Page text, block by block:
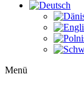
Menü